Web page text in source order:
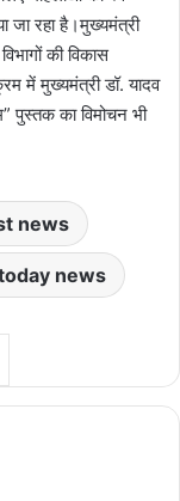
जा रहा है।मुख्यमंत्री
की विकास
में मुख्यमंत्री डॉ. यादव
पुस्तक का विमोचन भी
news
news